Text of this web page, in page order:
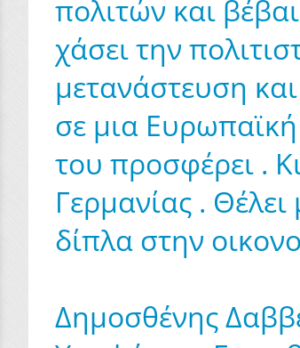
πολιτών και
χάσει την
μετανάστευση
σε μια
του προσφέρει .
Γερμανίας .
δίπλα στην
Δημοσθένης